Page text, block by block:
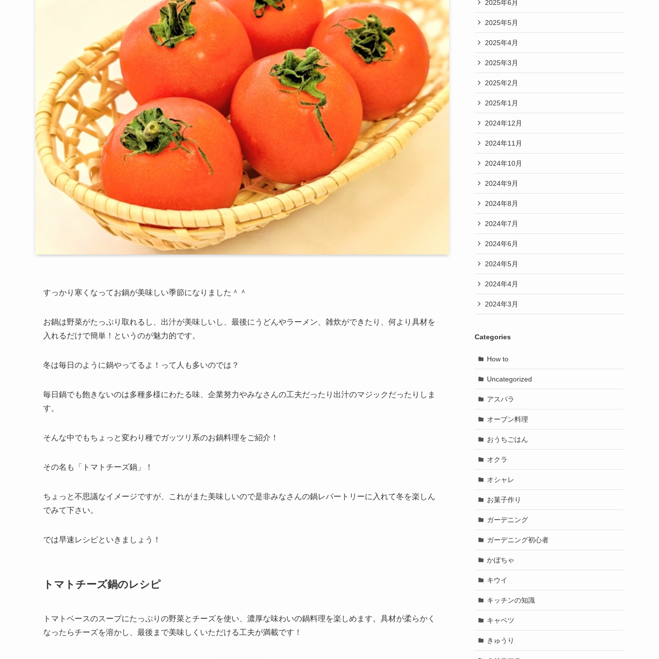
すっかり寒くなってお鍋が美味しい季節になりました＾＾
お鍋は野菜がたっぷり取れるし、出汁が美味しいし、最後にうどんやラーメン、雑炊ができたり、何より具材を
入れるだけで簡単！というのが魅力的です。
冬は毎日のように鍋やってるよ！って人も多いのでは？
毎日鍋でも飽きないのは多種多様にわたる味、企業努力やみなさんの工夫だったり出汁のマジックだったりしま
す。
そんな中でもちょっと変わり種でガッツリ系のお鍋料理をご紹介！
その名も「トマトチーズ鍋」！
ちょっと不思議なイメージですが、これがまた美味しいので是非みなさんの鍋レパートリーに入れて冬を楽しん
でみて下さい。
では早速レシピといきましょう！
トマトチーズ鍋のレシピ
トマトベースのスープにたっぷりの野菜とチーズを使い、濃厚な味わいの鍋料理を楽しめます。具材が柔らかく
なったらチーズを溶かし、最後まで美味しくいただける工夫が満載です！
2025年6月
2025年5月
2025年4月
2025年3月
2025年2月
2025年1月
2024年12月
2024年11月
2024年10月
2024年9月
2024年8月
2024年7月
2024年6月
2024年5月
2024年4月
2024年3月
Categories
How to
Uncategorized
アスパラ
オーブン料理
おうちごはん
オクラ
オシャレ
お菓子作り
ガーデニング
ガーデニング初心者
かぼちゃ
キウイ
キッチンの知識
キャベツ
きゅうり